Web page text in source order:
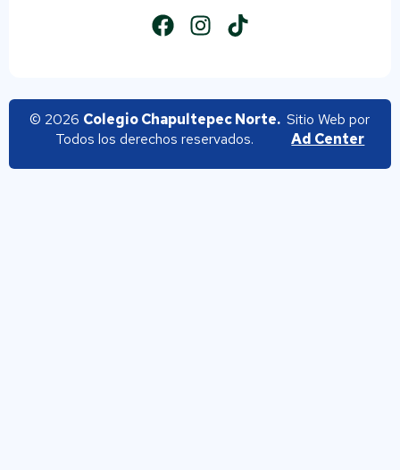
© 2026 Colegio Chapultepec Norte.
Todos los derechos reservados.
Sitio Web por
Ad Center